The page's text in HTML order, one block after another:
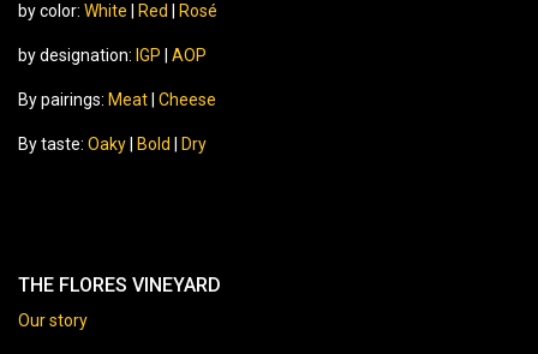
by color: White Red Rosé
by designation: IGP AOP
By pairings: Meat Cheese
By taste: Oaky Bold Dry
THE FLORES VINEYARD
Our story